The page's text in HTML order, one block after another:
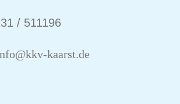
/ 511196
kaarst.de